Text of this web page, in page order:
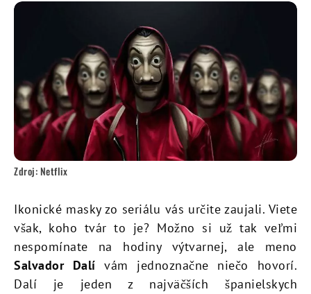
Zdroj: Netflix
Ikonické masky zo seriálu vás určite zaujali. Viete
však, koho tvár to je? Možno si už tak veľmi
nespomínate na hodiny výtvarnej, ale meno
Salvador Dalí vám jednoznačne niečo hovorí.
Dalí je jeden z najväčších španielskych